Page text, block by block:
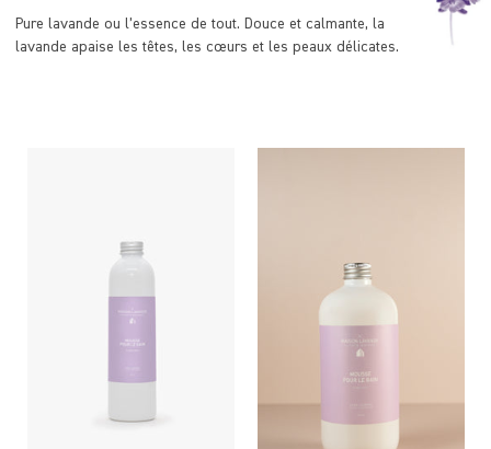
Pure lavande ou l’essence de tout. Douce et calmante, la
lavande apaise les têtes, les cœurs et les peaux délicates.